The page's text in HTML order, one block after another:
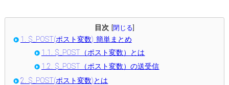
目次 閉じる
1.
$_POST(ポスト変数) 簡単まとめ
1.1.
$_POST（ポスト変数）とは
1.2.
$_POST（ポスト変数）の送受信
2.
$_POST(ポスト変数)とは